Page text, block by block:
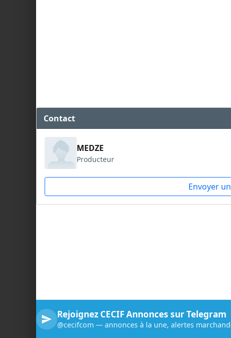
Contact
MEDZE
Producteur
Envoyer
Rejoignez CECIF Annonces sur Telegram
@cecifcom — annonces à la une, alertes